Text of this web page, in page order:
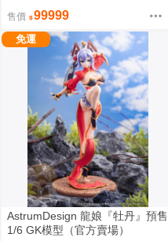
售價 99999
免運
AstrumDesign 龍娘『牡丹』預售
1/6 GK模型（官方賣場）